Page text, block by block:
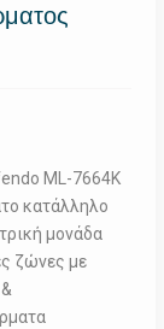
ML-7664K
κατάλληλο
μονάδα
ζώνες με